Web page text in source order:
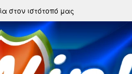
στον ιστότοπό μας